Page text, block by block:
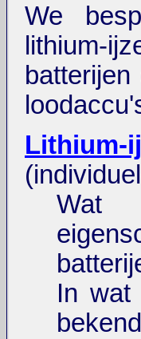
We
lithium-
Wat
In wat